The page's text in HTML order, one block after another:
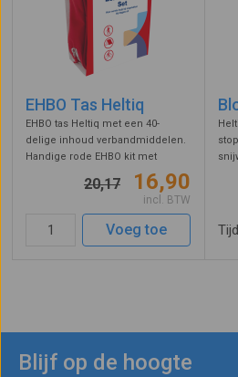
EHBO Tas Heltiq
EHBO tas Heltiq met een 40-
delige inhoud verbandmiddelen.
Handige rode EHBO kit met
ritssluiting, draaglus en lus voor
uw broekriem. Bevat o.a.
gaaskompressen, pleisters,
blarenprikkers, isolatiedeken,
20,17 16,90
incl. BTW
Voeg toe
Blijf op de hoogte